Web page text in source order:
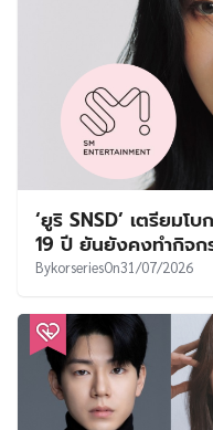
‘ยูริ SNSD’ เตรียมโ
19 ปี ยันยังคงทำกิจก
BykorseriesOn31/07/2026